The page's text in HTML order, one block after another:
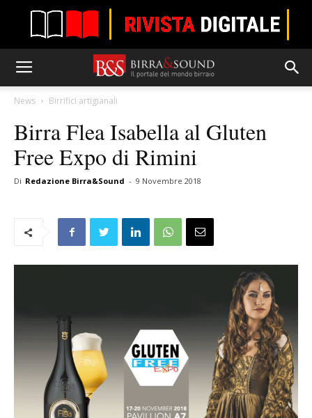
News Birrifici artigianali
Birra Flea Isabella al Gluten
Free Expo di Rimini
Di Redazione Birra&Sound - 9 Novembre 2018